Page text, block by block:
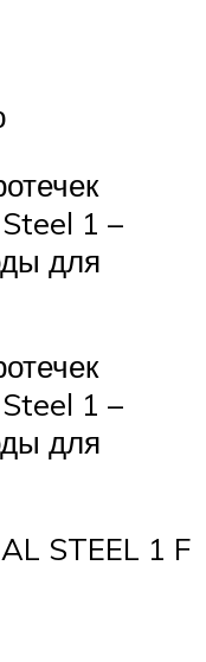
1 –
для
1 –
для
STEEL 1 F